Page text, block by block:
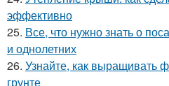
эффективно
25. Все, что нужно знать о
и однолетних
26. Узнайте, как выращивать
грунте